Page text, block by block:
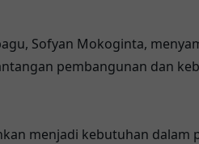
Sofyan Mokoginta,
pembangunan dan
menjadi kebutuhan dalam